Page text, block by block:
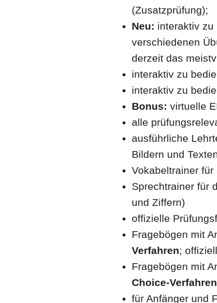
(Zusatzprüfung);
Neu: interaktiv zu
verschiedenen
derzeit das
interaktiv zu
interaktiv zu
Bonus: virtuelle
alle
ausführliche
Bildern und
Vokabeltrainer
Sprechtrainer für
und Ziffern)
offizielle
Fragebögen mit
Verfahren;
Fragebögen mit
Choice-Verfahren
für Anfänger und